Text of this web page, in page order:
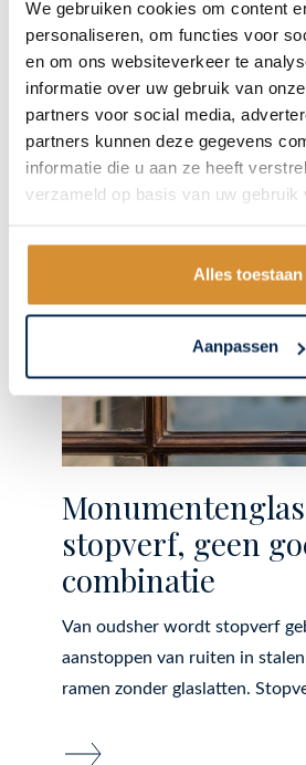
We gebruiken cookies om content
personaliseren, om functies voor
en om ons websiteverkeer te
informatie over uw gebruik van
partners voor social media,
partners kunnen deze gegevens
informatie die u aan ze heeft
verzameld op basis van uw gebruik
Alles toestaan
Aanpassen
Monuglas® is ook verkrijgbaar
er zijn vier varianten. Dit glas
er hele lage Ug-waarden
stopverf, geen
combinatie
Van oudsher wordt stopverf
aanstoppen van ruiten in
ramen zonder glaslatten.